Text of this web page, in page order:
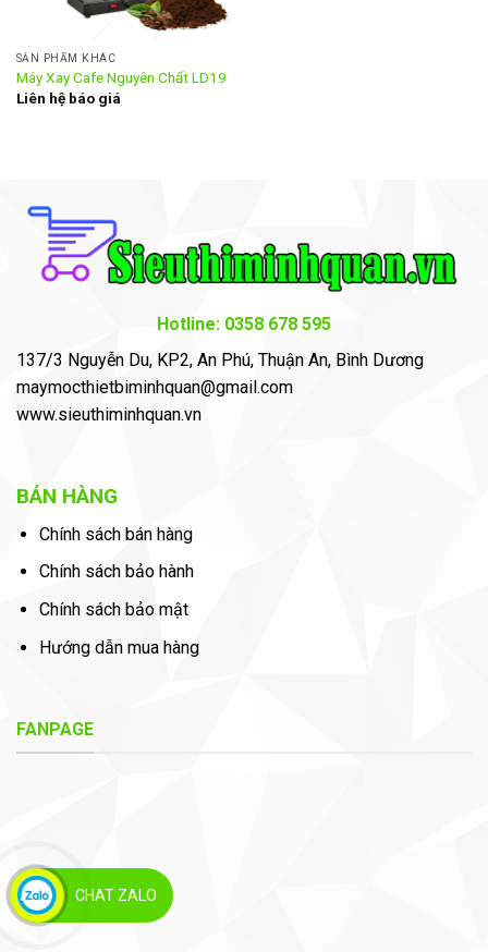
SẢN PHẨM KHÁC
Máy Xay Cafe Nguyên Chất LD19
Liên hệ báo giá
Hotline: 0358 678 595
137/3 Nguyễn Du, KP2, An Phú, Thuận An, Bình Dương
maymocthietbiminhquan@gmail.com
www.sieuthiminhquan.vn
BÁN HÀNG
Chính sách bán hàng
Chính sách bảo hành
Chính sách bảo mật
Hướng dẫn mua hàng
FANPAGE
CHAT ZALO